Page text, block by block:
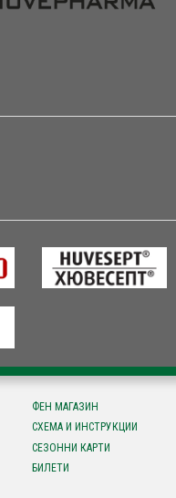
ФЕН МАГАЗИН
СХЕМА И ИНСТРУКЦИИ
СЕЗОННИ КАРТИ
БИЛЕТИ